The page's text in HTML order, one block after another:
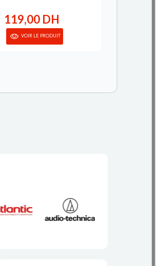
119,00 DH
VOIR LE PRODUIT